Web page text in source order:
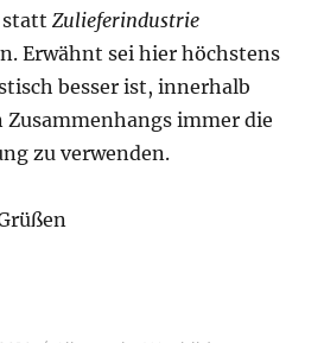
stattZulieferindustrie
Erwähnt sei hier höchstens
besser ist, innerhalb
immer die
zu verwenden.